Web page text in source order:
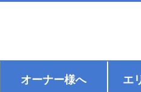
オーナー様へ エ